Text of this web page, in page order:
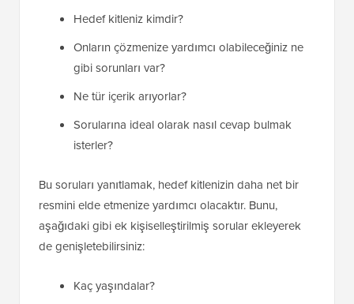
Hedef kitleniz kimdir?
Onların çözmenize yardımcı olabileceğiniz ne
gibi sorunları var?
Ne tür içerik arıyorlar?
Sorularına ideal olarak nasıl cevap bulmak
isterler?
Bu soruları yanıtlamak, hedef kitlenizin daha net bir
resmini elde etmenize yardımcı olacaktır. Bunu,
aşağıdaki gibi ek kişiselleştirilmiş sorular ekleyerek
de genişletebilirsiniz:
Kaç yaşındalar?